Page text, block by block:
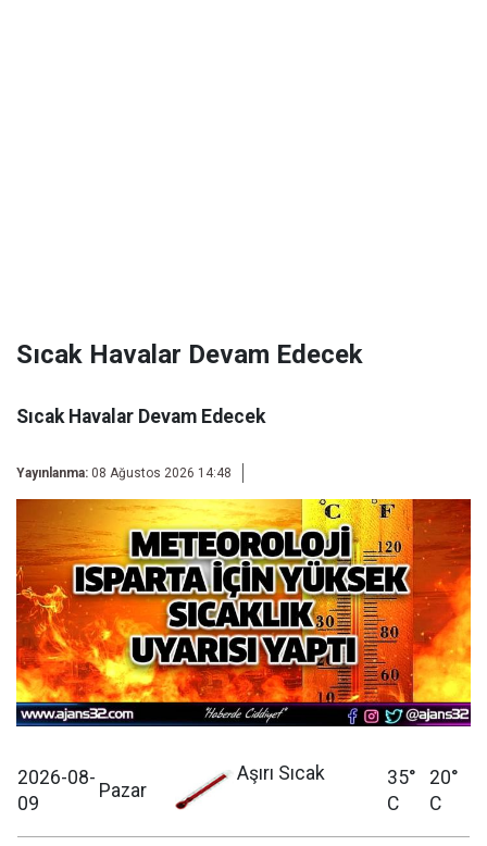
Sıcak Havalar Devam Edecek
Sıcak Havalar Devam Edecek
Yayınlanma: 08 Ağustos 2026 14:48
2026-08-
09
Pazar
Aşırı Sıcak
35°
C
20°
C